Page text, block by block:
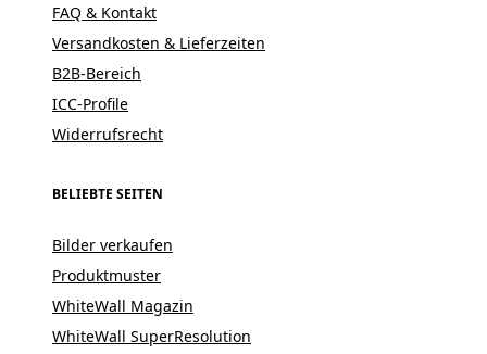
FAQ & Kontakt
Versandkosten & Lieferzeiten
B2B-Bereich
ICC-Profile
Widerrufsrecht
BELIEBTE SEITEN
Bilder verkaufen
Produktmuster
WhiteWall Magazin
WhiteWall SuperResolution